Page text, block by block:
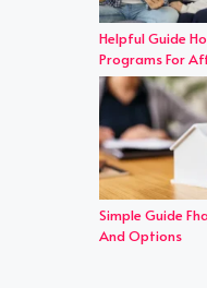
Helpful Guide
Programs For
Simple Guide
And Options